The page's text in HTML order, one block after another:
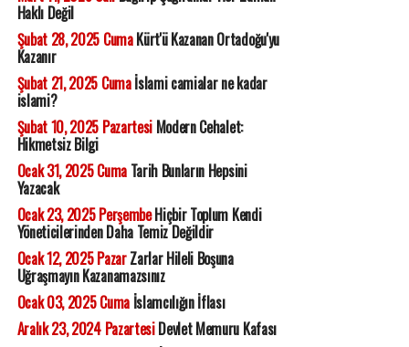
Haklı Değil
Şubat 28, 2025 CumaKürt'ü Kazanan Ortadoğu'yu
Kazanır
Şubat 21, 2025 Cumaİslami camialar ne kadar
islami?
Şubat 10, 2025 PazartesiModern Cehalet:
Hikmetsiz Bilgi
Ocak 31, 2025 CumaTarih Bunların Hepsini
Yazacak
Ocak 23, 2025 PerşembeHiçbir Toplum Kendi
Yöneticilerinden Daha Temiz Değildir
Ocak 12, 2025 PazarZarlar Hileli Boşuna
Uğraşmayın Kazanamazsınız
Ocak 03, 2025 Cumaİslamcılığın İflası
Aralık 23, 2024 PazartesiDevlet Memuru Kafası